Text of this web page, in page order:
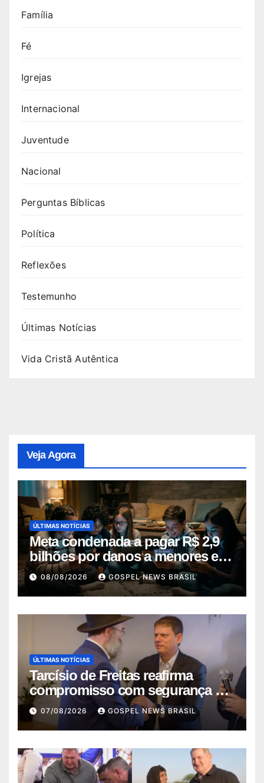
Família
Fé
Igrejas
Internacional
Juventude
Nacional
Perguntas Bíblicas
Política
Reflexões
Testemunho
Últimas Notícias
Vida Cristã Autêntica
Veja Agora
ÚLTIMAS NOTÍCIAS
Meta condenada a pagar R$ 2,9
bilhões por danos a menores em
decis…
08/08/2026 GOSPEL NEWS BRASIL
ÚLTIMAS NOTÍCIAS
Tarcísio de Freitas reafirma
compromisso com segurança da
comunid…
07/08/2026 GOSPEL NEWS BRASIL